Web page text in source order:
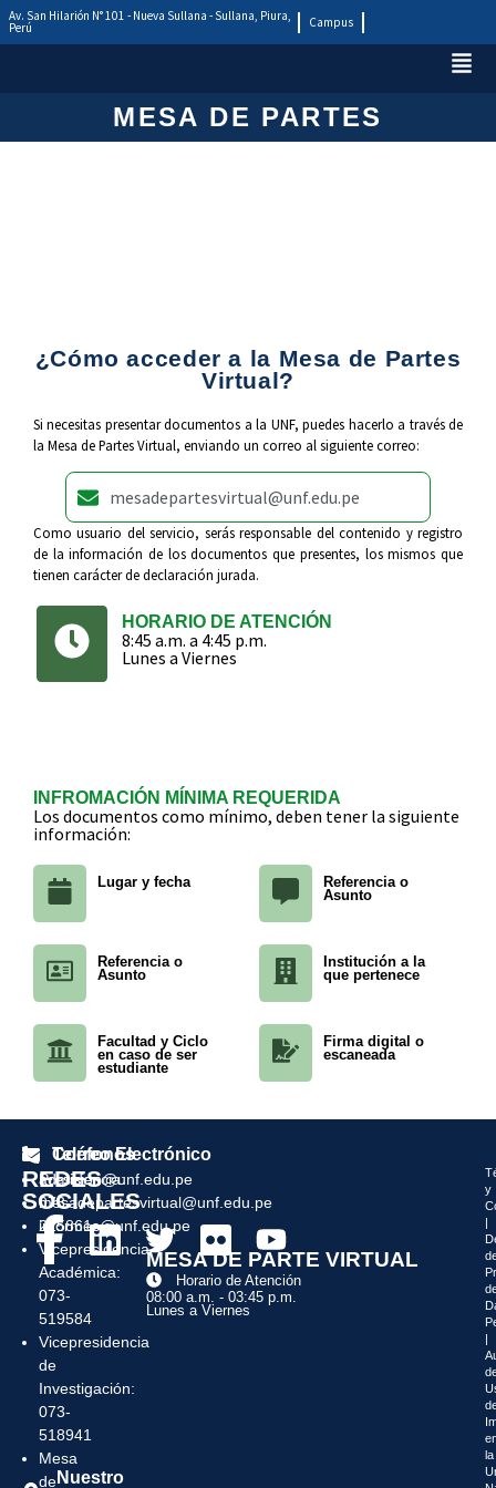
Av. San Hilarión N° 101 - Nueva Sullana - Sullana, Piura,
Perú Campus
MESA DE PARTES
¿Cómo acceder a la Mesa de Partes
Virtual?
Si necesitas presentar documentos a la UNF, puedes hacerlo a través de
la Mesa de Partes Virtual, enviando un correo al siguiente correo:
mesadepartesvirtual@unf.edu.pe
Como usuario del servicio, serás responsable del contenido y registro
de la información de los documentos que presentes, los mismos que
tienen carácter de declaración jurada.
HORARIO DE ATENCIÓN
8:45 a.m. a 4:45 p.m.
Lunes a Viernes
INFROMACIÓN MÍNIMA REQUERIDA
Los documentos como mínimo, deben tener la siguiente
información:
Lugar y fecha
Referencia o
Asunto
Referencia o
Asunto
Institución a la
que pertenece
Facultad y Ciclo
en caso de ser
estudiante
Firma digital o
escaneada
REDES
SOCIALES
Nuestro
Teléfonos
Presidencia:
073-
215861
Vicepresidencia
Académica:
073-
519584
Vicepresidencia
de
Investigación:
073-
518941
Mesa
de
Correo Electrónico
admision@unf.edu.pe
mesadepartesvirtual@unf.edu.pe
informes@unf.edu.pe
MESA DE PARTE VIRTUAL
Horario de Atención
08:00 a.m. - 03:45 p.m.
Lunes a Viernes
y
la